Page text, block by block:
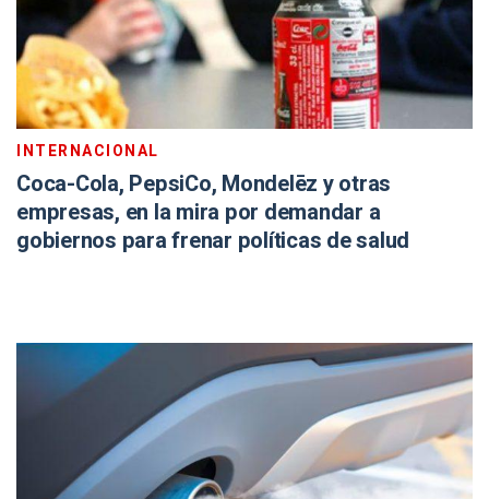
INTERNACIONAL
Coca-Cola, PepsiCo, Mondelēz y otras
empresas, en la mira por demandar a
gobiernos para frenar políticas de salud